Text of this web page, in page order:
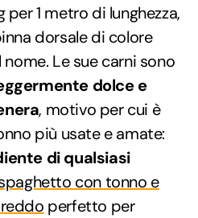
1 metro di lunghezza,
dorsale di colore
Le sue carni sono
dolce e
, motivo per cui è
più usate e amate:
di qualsiasi
con tonno e
perfetto per